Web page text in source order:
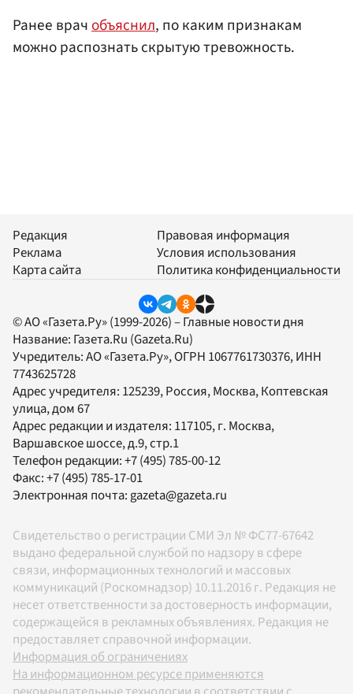
Ранее врачобъяснил, по каким признакам
можно распознать скрытую тревожность.
Редакция
Реклама
Карта сайта
Правовая информация
Условия использования
Политика конфиденциальности
© АО «Газета.Ру» (1999-2026) – Главные новости дня
Название: Газета.Ru (Gazeta.Ru)
Учредитель:АО «Газета.Ру», ОГРН 1067761730376, ИНН
7743625728
Адрес учредителя: 125239, Россия, Москва, Коптевская
улица, дом 67
Адрес редакции и издателя: 117105, г. Москва,
Варшавское шоссе, д.9, стр.1
Телефон редакции:+7 (495) 785-00-12
Факс:+7 (495) 785-17-01
Электронная почта:gazeta@gazeta.ru
Свидетельство о регистрации СМИ Эл № ФС77-67642
выдано федеральной службой по надзору в сфере
связи, информационных технологий и массовых
коммуникаций (Роскомнадзор) 10.11.2016 г. Редакция не
несет ответственности за достоверность информации,
содержащейся в рекламных объявлениях. Редакция не
предоставляет справочной информации.
Информация об ограничениях
На информационном ресурсе применяются